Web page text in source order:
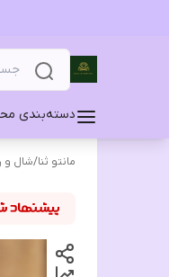
دسته‌بندی
مانتو ثنا/شال و